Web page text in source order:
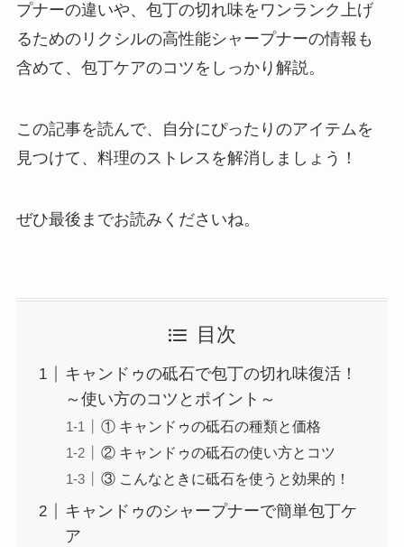
プナーの違いや、包丁の切れ味をワンランク上げ
るためのリクシルの高性能シャープナーの情報も
含めて、包丁ケアのコツをしっかり解説。
この記事を読んで、自分にぴったりのアイテムを
見つけて、料理のストレスを解消しましょう！
ぜひ最後までお読みくださいね。
目次
キャンドゥの砥石で包丁の切れ味復活！
～使い方のコツとポイント～
① キャンドゥの砥石の種類と価格
② キャンドゥの砥石の使い方とコツ
③ こんなときに砥石を使うと効果的！
キャンドゥのシャープナーで簡単包丁ケ
ア